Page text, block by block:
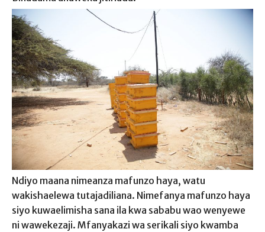
Ndiyo maana nimeanza mafunzo haya, watu
wakishaelewa tutajadiliana. Nimefanya mafunzo haya
siyo kuwaelimisha sana ila kwa sababu wao wenyewe
ni wawekezaji. Mfanyakazi wa serikali siyo kwamba